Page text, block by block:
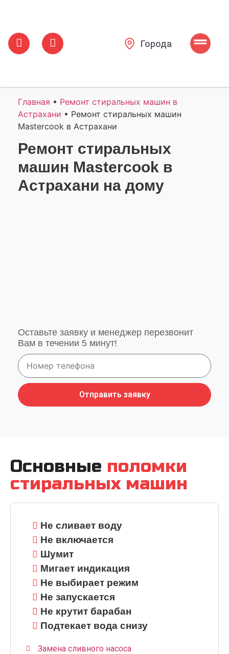
Города
Главная • Ремонт стиральных машин в
Астрахани • Ремонт стиральных машин
Mastercook в Астрахани
Ремонт стиральных
машин Mastercook в
Астрахани на дому
Оставьте заявку и менеджер перезвонит
Вам в течении 5 минут!
Отправить заявку
Основные поломки
стиральных машин
Не сливает воду
Не включается
Шумит
Мигает индикация
Не выбирает режим
Не запускается
Не крутит барабан
Подтекает вода снизу
Замена сливного насоса